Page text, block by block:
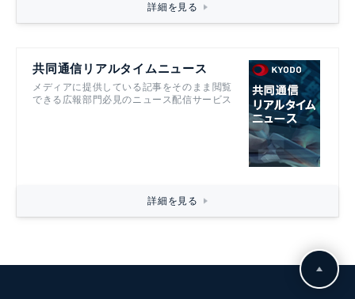
詳細を見る
共同通信リアルタイムニュース
メディアに提供している記事をそのまま閲覧
できる広報部門必見のニュース配信サービス
詳細を見る